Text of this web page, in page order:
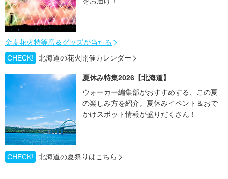
金麦花火特等席＆グッズが当たる
CHECK!
北海道の花火開催カレンダー
夏休み特集2026【北海道】
ウォーカー編集部がおすすめする、この夏
の楽しみ方を紹介。夏休みイベント＆おで
かけスポット情報が盛りだくさん！
CHECK! 北海道の夏祭りはこちら